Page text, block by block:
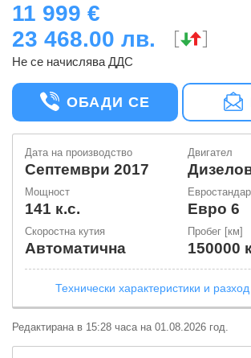
11 999 €
23 468.00 лв.
Не се начислява ДДС
ОБАДИ СЕ
Дата на производство
септември 2017
Двигател
Мощност
141 к.с. Евро 6
Скоростна кутия
Автоматична
Пробег [км]
150000
Технически характеристики и
Редактирана в 15:28 часа на 01.08.2026 год.